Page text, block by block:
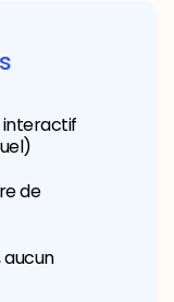
interactif
de
aucun